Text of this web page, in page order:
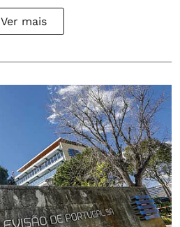
Ver mais